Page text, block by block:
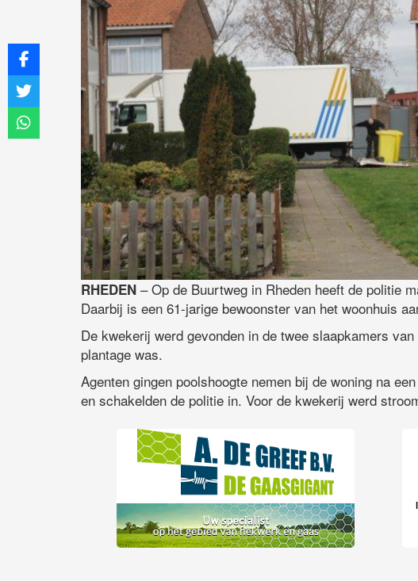
RHEDEN – Op de Buurtweg in Rheden heeft de politie
Daarbij is een 61-jarige bewoonster van het woonhuis
De kwekerij werd gevonden in de twee slaapkamers
plantage was.
Agenten gingen poolshoogte nemen bij de woning na
en schakelden de politie in. Voor de kwekerij werd